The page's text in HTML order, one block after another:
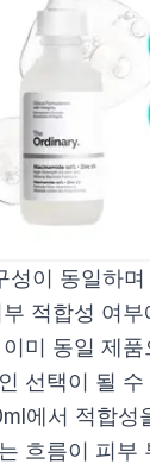
이 동일하며
적합성 여
미 동일 제품
선택이 될 수
에서 적합성
흐름이 피부